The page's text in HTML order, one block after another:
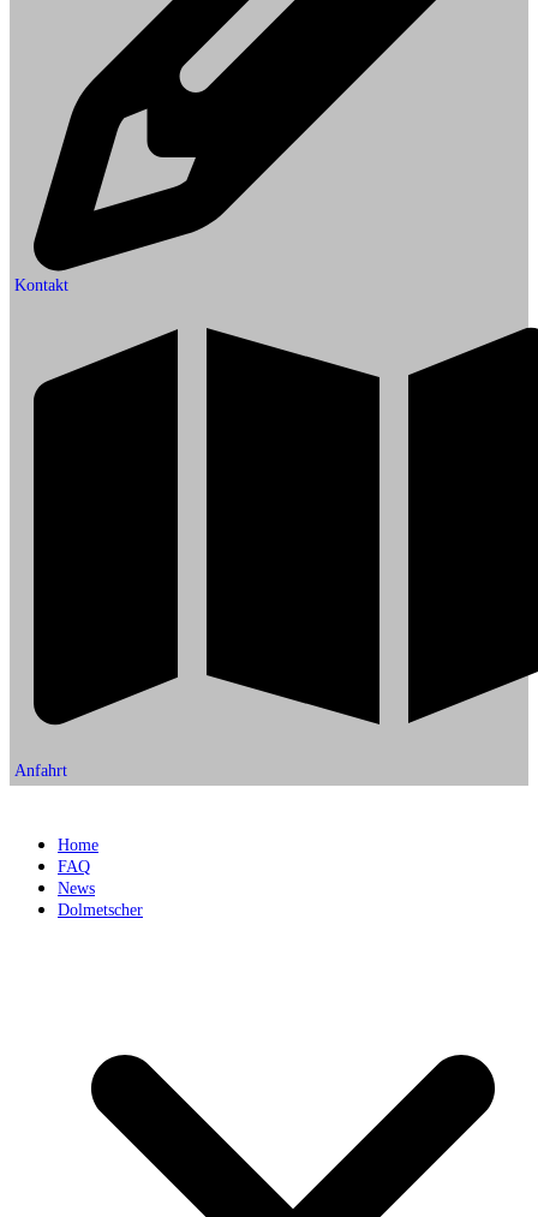
Kontakt
Anfahrt
Home
FAQ
News
Dolmetscher